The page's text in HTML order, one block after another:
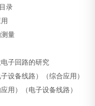
录
量
子回路的研究
设备线路）（综合应用）
用）（电子设备线路）